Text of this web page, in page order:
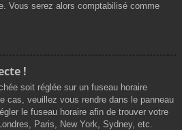
Vous serez alors comptabilisé comme
!
soit réglée sur un fuseau horaire
cas, veuillez vous rendre dans le panneau
le fuseau horaire afin de trouver votre
Paris, New York, Sydney, etc.